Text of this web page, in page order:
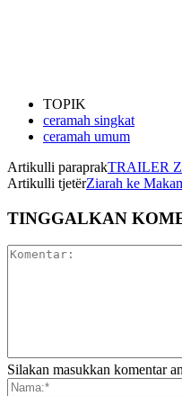
TOPIK
ceramah singkat
ceramah umum
Artikulli paraprakTRAILER
Artikulli tjetërZiarah ke
TINGGALKAN
Silakan masukkan komentar